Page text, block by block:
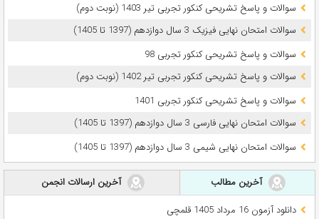
سوالات و پاسخ تشریحی کنکور تجربی تیر 1403 (نوبت دوم)
سوالات امتحان نهایی فیزیک 3 سال دوازدهم (1397 تا 1405)
سوالات و پاسخ تشریحی کنکور تجربی 98
سوالات و پاسخ تشریحی کنکور تجربی تیر 1402 (نوبت دوم)
سوالات و پاسخ تشریحی کنکور تجربی 1401
سوالات امتحان نهایی فارسی 3 سال دوازدهم (1397 تا 1405)
سوالات امتحان نهایی شیمی 3 سال دوازدهم (1397 تا 1405)
آخرین مطالب
آخرین ارسالات انجمن
دانلود آزمون 16 مرداد 1405 قلمچی